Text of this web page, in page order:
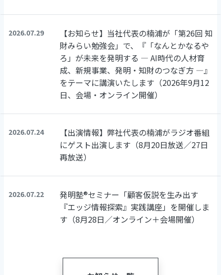
2026.07.29
【お知らせ】当社代表の楠浦が「第26回 知
財みらい勉強会」で、『「なんとかなるや
ろ」が未来を発明する ― AI時代の人材育
成、新規事業、発明・知財のつなぎ方 ―』
をテーマに講演いたします（2026年9月12
日、会場・オンライン開催）
2026.07.24
【出演情報】弊社代表の楠浦がラジオ番組
にゲスト出演します（8月20日放送／27日
再放送）
2026.07.22
発明塾®セミナー「顧客仮説を生み出す
『エッジ情報探索』実践講座」を開催しま
す（8月28日／オンライン＋会場開催）